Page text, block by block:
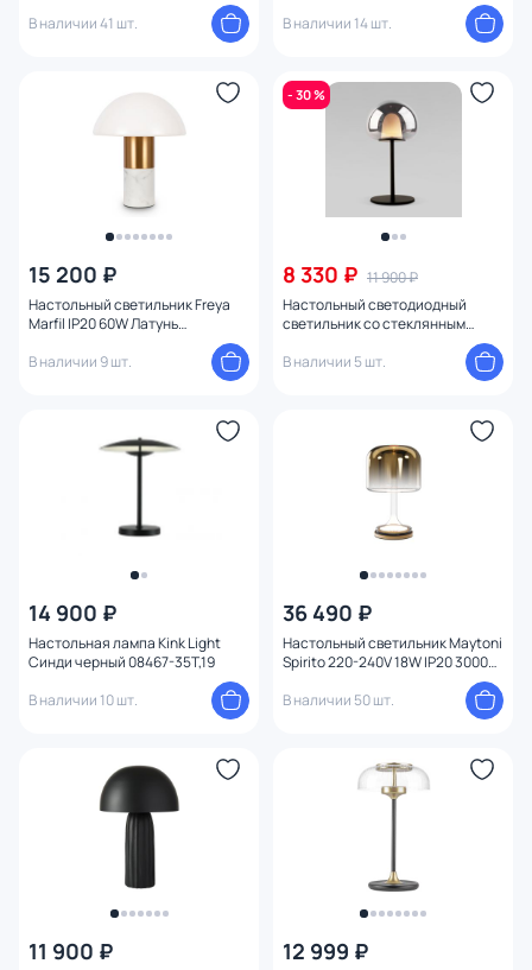
В наличии 41 шт.
В наличии 14 шт.
15 200 ₽
Настольный светильник Freya
Marfil IP20 60W Латунь
В наличии 9 шт.
- 30 %
8 330 ₽ 11 900 ₽
Настольный светодиодный
светильник со стеклянным
В наличии 5 шт.
14 900 ₽
Настольная лампа Kink Light
Синди черный 08467-35T,19
В наличии 10 шт.
36 490 ₽
Настольный светильник Maytoni
Spirito 220-240V 18W IP20 3000K
В наличии 50 шт.
11 900 ₽ 12 999 ₽